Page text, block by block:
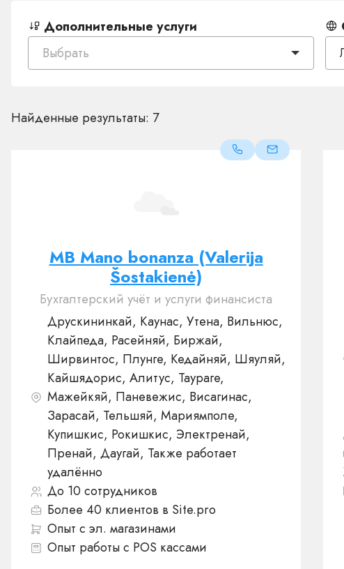
Дополнительные услуги
Выбрать
Найденные результаты: 7
MB Mano bonanza (Valerija
Šostakienė)
Бухгалтерский учёт и услуги финансиста
Друскининкай, Каунас, Утена, Вильнюс,
Клайпеда, Расейняй, Биржай,
Ширвинтос, Плунге, Кедайняй, Шяуляй,
Кайшядорис, Алитус, Таураге,
Мажейкяй, Паневежис, Висагинас,
Зарасай, Тельшяй, Мариямполе,
Купишкис, Рокишкис, Электренай,
Пренай, Даугай, Также работает
удалённо
До 10 сотрудников
Более 40 клиентов в Site.pro
Опыт с эл. магазинами
Опыт работы с POS кассами